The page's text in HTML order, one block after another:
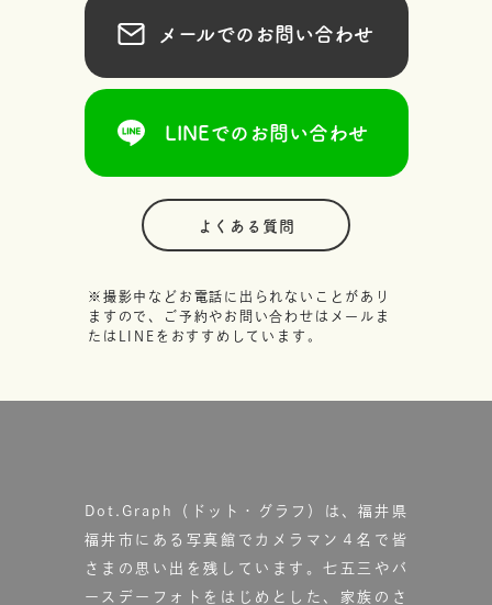
メールでのお問い合わせ
LINEでのお問い合わせ
よくある質問
※撮影中などお電話に出られないことがあり
ますので、ご予約やお問い合わせはメールま
たはLINEをおすすめしています。
Dot.Graph（ドット・グラフ）は、福井県
福井市にある写真館で カメラマン４名で皆
さまの思い出を残しています。七五三やバ
ースデーフォトをはじめとした、家族のさ